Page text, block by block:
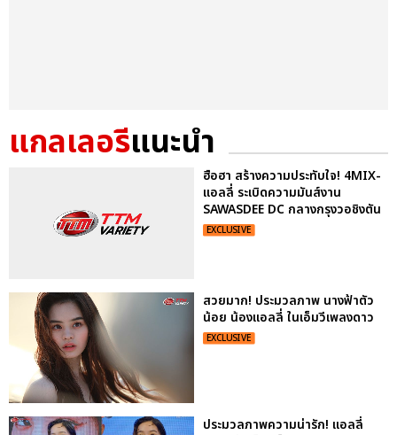
แกลเลอรีแนะนำ
ฮือฮา สร้างความประทับใจ! 4MIX-
แอลลี่ ระเบิดความมันส์งาน
SAWASDEE DC กลางกรุงวอชิงตัน
EXCLUSIVE
สวยมาก! ประมวลภาพ นางฟ้าตัว
น้อย น้องแอลลี่ ในเอ็มวีเพลงดาว
EXCLUSIVE
ประมวลภาพความน่ารัก! แอลลี่